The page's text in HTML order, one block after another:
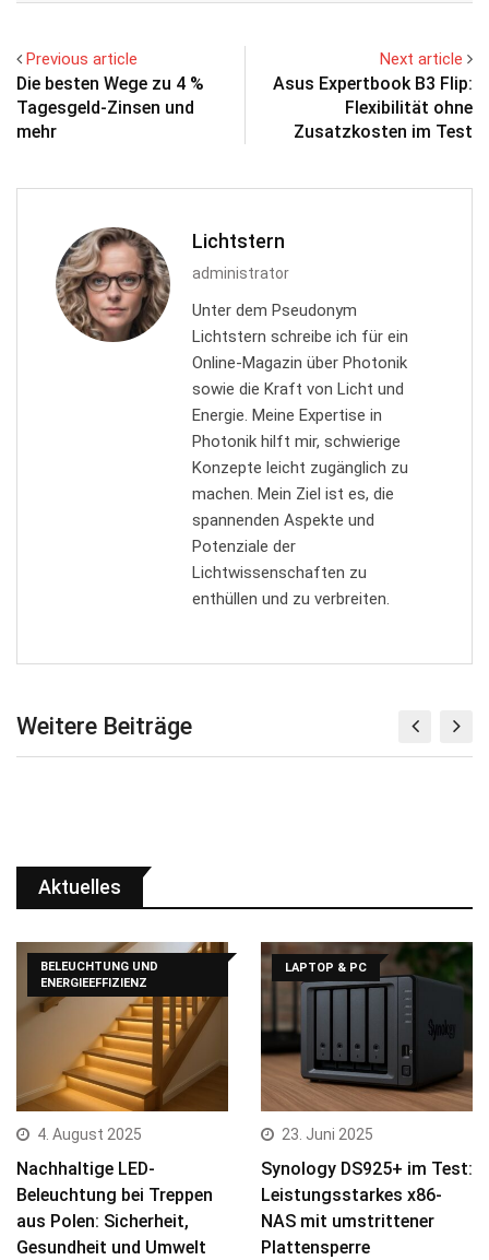
Previous article
Die besten Wege zu 4 %
Tagesgeld-Zinsen und
mehr
Next article
Asus Expertbook B3 Flip:
Flexibilität ohne
Zusatzkosten im Test
Lichtstern
administrator
Unter dem Pseudonym
Lichtstern schreibe ich für ein
Online-Magazin über Photonik
sowie die Kraft von Licht und
Energie. Meine Expertise in
Photonik hilft mir, schwierige
Konzepte leicht zugänglich zu
machen. Mein Ziel ist es, die
spannenden Aspekte und
Potenziale der
Lichtwissenschaften zu
enthüllen und zu verbreiten.
Weitere Beiträge
Aktuelles
BELEUCHTUNG UND
ENERGIEEFFIZIENZ
4. August 2025
Nachhaltige LED-
Beleuchtung bei Treppen
aus Polen: Sicherheit,
Gesundheit und Umwelt
LAPTOP & PC
23. Juni 2025
Synology DS925+ im Test:
Leistungsstarkes x86-
NAS mit umstrittener
Plattensperre